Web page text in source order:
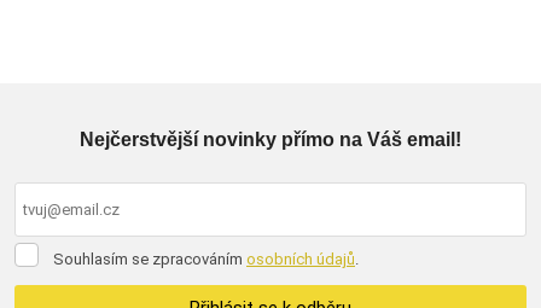
Nejčerstvější novinky přímo na Váš email!
Souhlasím
Souhlasím se zpracováním osobních údajů.